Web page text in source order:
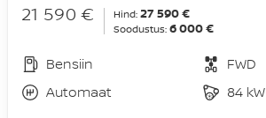
21 590 € Hind: 27 590 €
Soodustus: 6 000 €
Bensiin
FWD
Automaat
84 kW